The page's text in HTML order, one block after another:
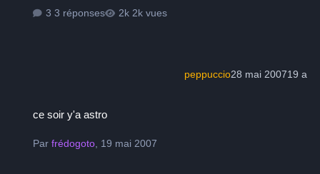
3 réponses 2k vues
peppuccio28 mai 200719 a
ce soir y'a astro
Parfrédogoto, 19 mai 2007